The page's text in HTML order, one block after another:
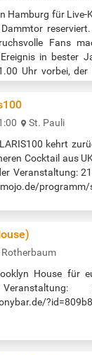
Hamburg für Live-
Fans
in bester
Uhr vorbei,
St. Pauli
kehrt
Cocktail aus
Veranstaltung:
Rotherbaum
House für